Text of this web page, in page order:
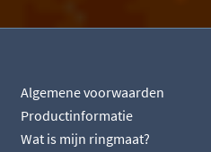
Algemene voorwaarden
Productinformatie
Wat is mijn ringmaat?